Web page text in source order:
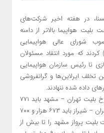
در هفته اخیر شرکت‌های
هواپیما بالاتر از دامنه
شورای عالی هواپیمایی
که مورد انتقاد مسئولان
تا رئیس سازمان هواپیمایی
تخلف ایرلاین‌ها و گرانفروشی
داده شده ننهادند.
به عنوان مثال در شرایطی که حداکثر نرخ بلیت تهران – مشهد باید ۷۷۱
هزار و ۲۰۰ تومان و حداکثر نرخ بلیت تهران – شیراز باید ۶۷۳ هزار و ۷۰۰
پرواز مشهد را تا بیش از